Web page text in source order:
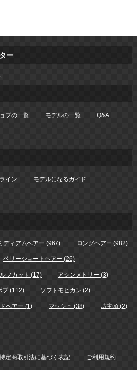
ー
ブの一覧 モデルの一覧 Q&A
イン モデルになるガイド
ディアムヘアー (967) ロングヘアー (982)
ベリーショートヘアー (26)
フカット (17) アシンメトリー (3)
ブ (112) ソフトモヒカン (2)
ヘアー (1) マッシュ (38) 坊主頭 (2)
特定商取引法に基づく表記 ご利用規約